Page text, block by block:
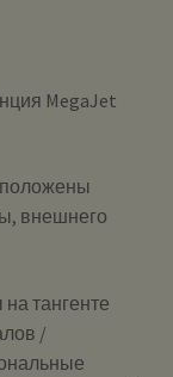
MegaJet
внешнего
тангенте
/